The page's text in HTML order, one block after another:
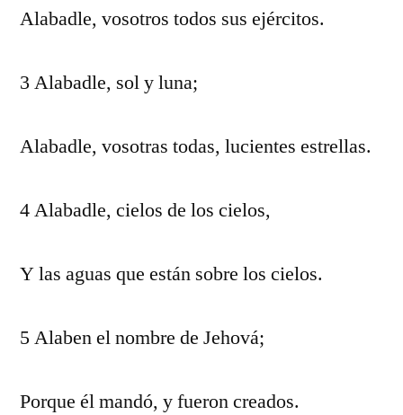
Alabadle, vosotros todos sus ejércitos.
3 Alabadle, sol y luna;
Alabadle, vosotras todas, lucientes estrellas.
4 Alabadle, cielos de los cielos,
Y las aguas que están sobre los cielos.
5 Alaben el nombre de Jehová;
Porque él mandó, y fueron creados.